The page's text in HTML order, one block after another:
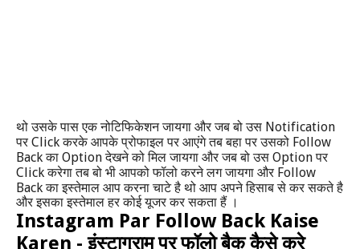
थो उसके पास एक नोटिफिकेशन जायगा और जब बो उस Notification
पर Clickकरके आपके प्रोफाइल पर आएंगे तब बहा पर उसको Follow
Backका Optionदेखने को मिल जायगा और जब बो उस Optionपर
Clickकरेगा तब बो भी आपको फॉलो करने लग जायगा और Follow
Backका इस्तेमाल आप करना चाटे है थो आप अपने हिसाब से कर सकते है
और इसका इस्तेमाल हर कोई यूजर कर सकता हैं ।
Instagram Par Follow Back Kaise
Karen -इंस्टाग्राम पर फॉलो बैक कैसे करे